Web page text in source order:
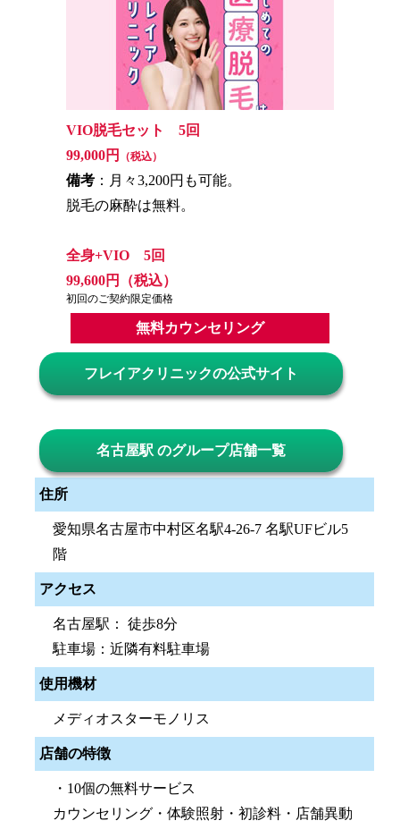
VIO脱毛セット 5回
99,000円
（税込）
備考 ：月々3,200円も可能。
脱毛の麻酔は無料。
全身+VIO 5回
99,600円（税込）
初回のご契約限定価格
無料カウンセリング
フレイアクリニックの公式サイト
名古屋駅 のグループ店舗一覧
住所
愛知県名古屋市中村区名駅4-26-7 名駅UFビル5
階
アクセス
名古屋駅： 徒歩8分
駐車場：近隣有料駐車場
使用機材
メディオスターモノリス
店舗の特徴
・10個の無料サービス
カウンセリング・体験照射・初診料・店舗異動